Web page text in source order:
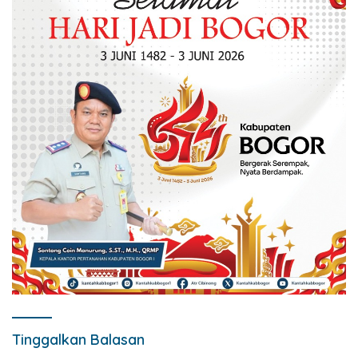
Tinggalkan Balasan